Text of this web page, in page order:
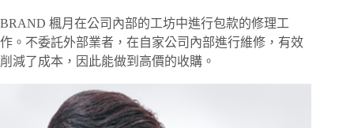
BRAND 楓月在公司內部的工坊中進行包款的修理工
作。不委託外部業者，在自家公司內部進行維修，有效
削減了成本，因此能做到高價的收購。